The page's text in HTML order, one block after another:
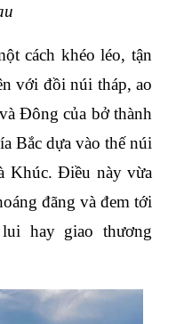
cách khéo léo, tận
với đồi núi tháp, ao
Đông của bở thành
Bắc dựa vào thế núi
Khúc. Điều này vừa
đãng và đem tới
hay giao thương